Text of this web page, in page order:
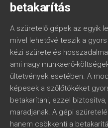
betakarítás
A szüretelő gépek az egyik
mivel lehetővé teszik a
kézi szüretelés
ami nagy munkaerő-
ültetvények esetében. A
képesek a szőlőtökéket
betakarítani, ezzel
maradjanak. A gépi
hanem csökkenti a